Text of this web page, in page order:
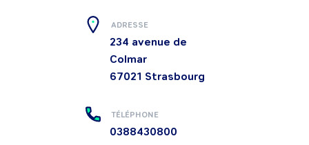
ADRESSE
234 avenue de
Colmar
67021 Strasbourg
TÉLÉPHONE
0388430800